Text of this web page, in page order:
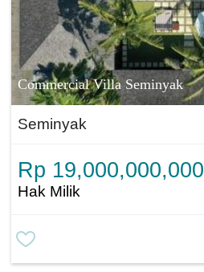
Commercial Villa Seminyak
Seminyak
Rp 19,000,000,000
Hak Milik